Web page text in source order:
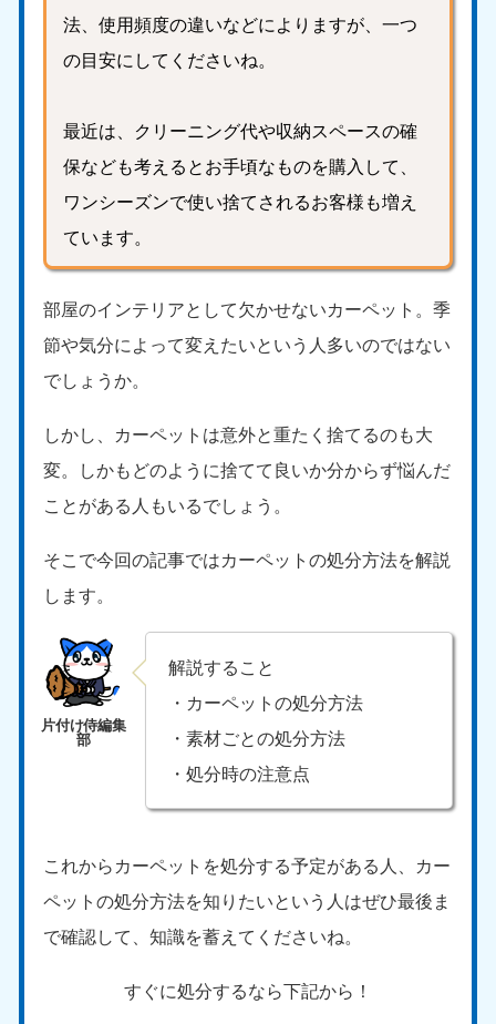
法、使用頻度の違いなどによりますが、一つ
の目安にしてくださいね。
最近は、クリーニング代や収納スペースの確
保なども考えるとお手頃なものを購入して、
ワンシーズンで使い捨てされるお客様も増え
ています。
部屋のインテリアとして欠かせないカーペット。季
節や気分によって変えたいという人多いのではない
でしょうか。
しかし、カーペットは意外と重たく捨てるのも大
変。しかもどのように捨てて良いか分からず悩んだ
ことがある人もいるでしょう。
そこで今回の記事ではカーペットの処分方法を解説
します。
解説すること
・カーペットの処分方法
・素材ごとの処分方法
・処分時の注意点
これからカーペットを処分する予定がある人、カー
ペットの処分方法を知りたいという人はぜひ最後ま
で確認して、知識を蓄えてくださいね。
すぐに処分するなら下記から！